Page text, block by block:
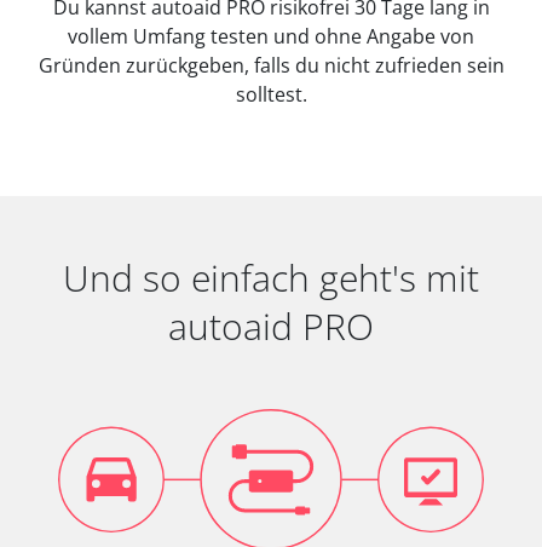
Du kannst autoaid PRO risikofrei 30 Tage lang in
vollem Umfang testen und ohne Angabe von
Gründen zurückgeben, falls du nicht zufrieden sein
solltest.
Und so einfach geht's mit
autoaid PRO